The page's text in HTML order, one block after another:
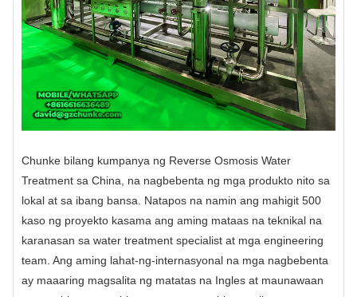
Chunke bilang kumpanya ng Reverse Osmosis Water
Treatment sa China, na nagbebenta ng mga produkto nito sa
lokal at sa ibang bansa. Natapos na namin ang mahigit 500
kaso ng proyekto kasama ang aming mataas na teknikal na
karanasan sa water treatment specialist at mga engineering
team. Ang aming lahat-ng-internasyonal na mga nagbebenta
ay maaaring magsalita ng matatas na Ingles at maunawaan